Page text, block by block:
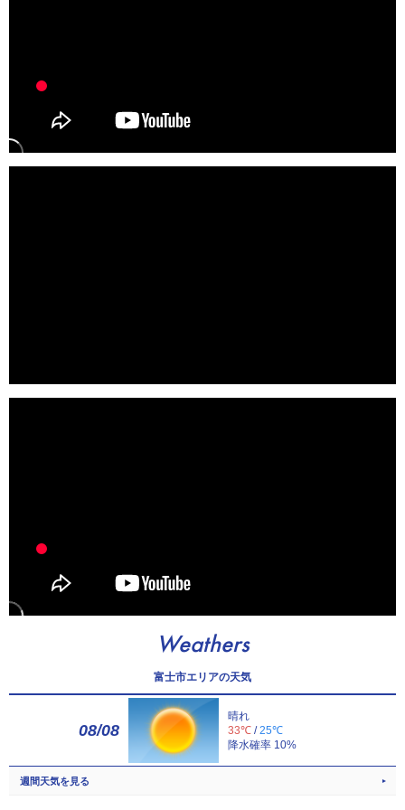
Weathers
富士市エリアの天気
08/08
晴れ
33℃ /25℃
降水確率 10%
週間天気を見る